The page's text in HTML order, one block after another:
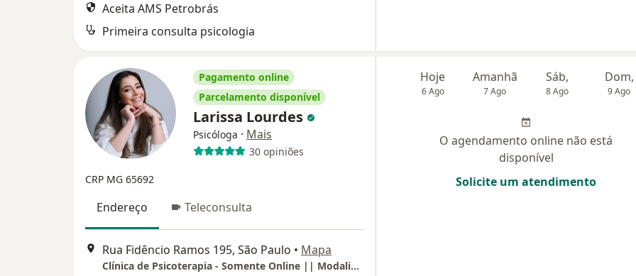
Aceita AMS Petrobrás
Primeira consulta psicologia
Pagamento online
Parcelamento disponível
Larissa Lourdes
Psicóloga · Mais
30 opiniões
CRP MG 65692
Endereço Teleconsulta
Rua Fidêncio Ramos 195, São Paulo • Mapa
Clínica de Psicoterapia - Somente Online || Modalidade de Reembolso por Planos de Saúde
Hoje
6 Ago
Amanhã
7 Ago
Sáb,
8 Ago
Dom,
9 Ago
O agendamento online não está
disponível
Solicite um atendimento